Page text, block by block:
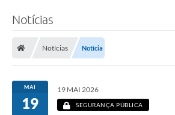
Licitações
Transparência
Notícias
Notícias Notícia
MAI
19
19 MAI 2026
SEGURANÇA PÚBLICA